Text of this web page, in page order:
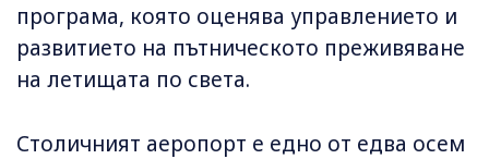
програма, която оценява управлението и
развитието на пътническото преживяване
на летищата по света.
Столичният аеропорт е едно от едва осем